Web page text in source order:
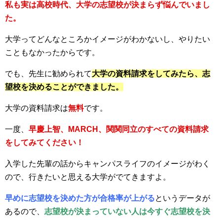
私も実は高校時代、大学の志望校が決まらず悩んでいまし
た。
大学ってどんなところかイメージがわかないし、やりたい
こともなかったからです。
でも、先生に勧められて大学の資料請求をしてみたら、志
望校を決めることができました。
大学の資料請求は無料です。
一度、 早慶上智、MARCH、関関同立のすべての資料請求
をしてみてください！
入学した先輩の話からキャンパスライフのイメージがわく
ので、行きたいと思える大学がでてきますよ。
早めに志望校を決めた方が合格率が上がるというデータが
あるので、 志望校が決まっていない人は今すぐ志望校を決